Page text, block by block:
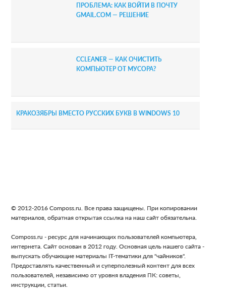
ПРОБЛЕМА: КАК ВОЙТИ В ПОЧТУ
GMAIL.COM — РЕШЕНИЕ
CCLEANER — КАК ОЧИСТИТЬ
КОМПЬЮТЕР ОТ МУСОРА?
КРАКОЗЯБРЫ ВМЕСТО РУССКИХ БУКВ В WINDOWS 10
Footer
© 2012-2016 Composs.ru. Все права защищены. При копировании
материалов, обратная открытая ссылка на наш сайт обязательна.
Composs.ru - ресурс для начинающих пользователей компьютера,
интернета. Сайт основан в 2012 году. Основная цель нашего сайта -
выпускать обучающие материалы IT-тематики для "чайников".
Предоставлять качественный и суперполезный контент для всех
пользователей, независимо от уровня владения ПК: советы,
инструкции, статьи.